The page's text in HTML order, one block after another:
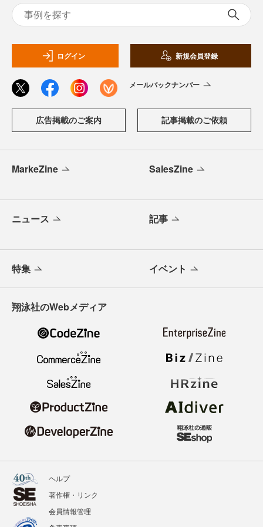
ログイン 新規会員登録
メールバックナンバー
広告掲載のご案内 記事掲載のご依頼
MarkeZine SalesZine
ニュース 記事
特集 イベント
翔泳社のWebメディア
ヘルプ
著作権・リンク
会員情報管理